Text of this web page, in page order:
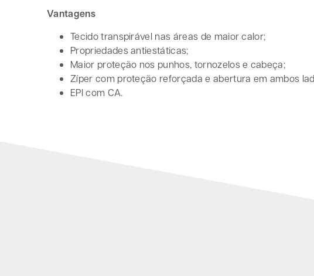
Vantagens
Tecido transpirável nas áreas de maior calor;
Propriedades antiestáticas;
Maior proteção nos punhos, tornozelos e cabeça;
Zíper com proteção reforçada e abertura em ambos
EPI com CA.